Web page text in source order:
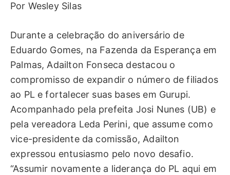
Por Wesley Silas
Durante a celebração do aniversário de
Eduardo Gomes, na Fazenda da Esperança em
Palmas, Adailton Fonseca destacou o
compromisso de expandir o número de filiados
ao PL e fortalecer suas bases em Gurupi.
Acompanhado pela prefeita Josi Nunes (UB) e
pela vereadora Leda Perini, que assume como
vice-presidente da comissão, Adailton
expressou entusiasmo pelo novo desafio.
“Assumir novamente a liderança do PL aqui em